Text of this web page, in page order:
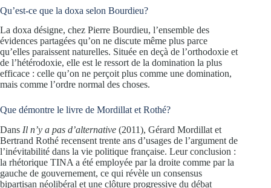
Qu’est-ce que la doxa selon Bourdieu?
La doxa désigne, chez Pierre Bourdieu, l’ensemble des
évidences partagées qu’on ne discute même plus parce
qu’elles paraissent naturelles. Située en deçà de l’orthodoxie et
de l’hétérodoxie, elle est le ressort de la domination la plus
efficace : celle qu’on ne perçoit plus comme une domination,
mais comme l’ordre normal des choses.
Que démontre le livre de Mordillat et Rothé?
Dans Il n’y a pas d’alternative (2011), Gérard Mordillat et
Bertrand Rothé recensent trente ans d’usages de l’argument de
l’inévitabilité dans la vie politique française. Leur conclusion :
la rhétorique TINA a été employée par la droite comme par la
gauche de gouvernement, ce qui révèle un consensus
bipartisan néolibéral et une clôture progressive du débat